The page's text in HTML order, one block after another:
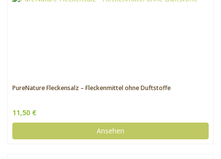
PureNature Fleckensalz – Fleckenmittel ohne Duftstoffe
11,50 €
Ansehen